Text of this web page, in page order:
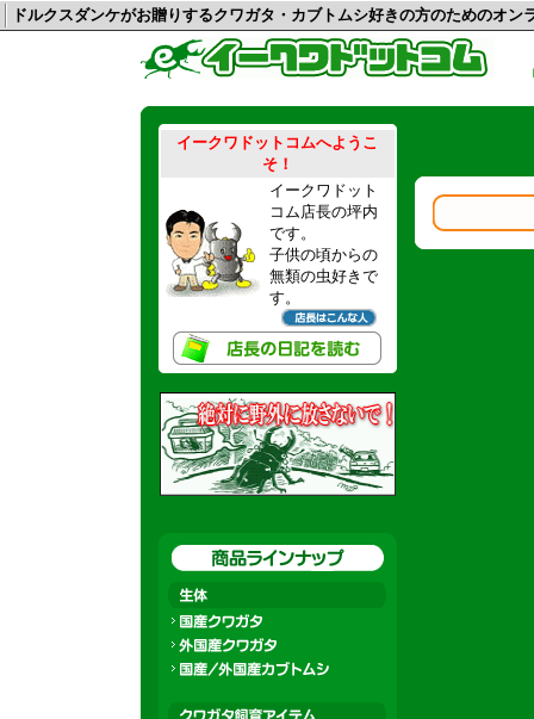
ドルクスダンケがお贈りするクワガタ・カブトムシ好きの方のためのオ
イークワドットコムへようこ
そ！
イークワドット
コム店長の坪内
です。
子供の頃からの
無類の虫好きで
す。